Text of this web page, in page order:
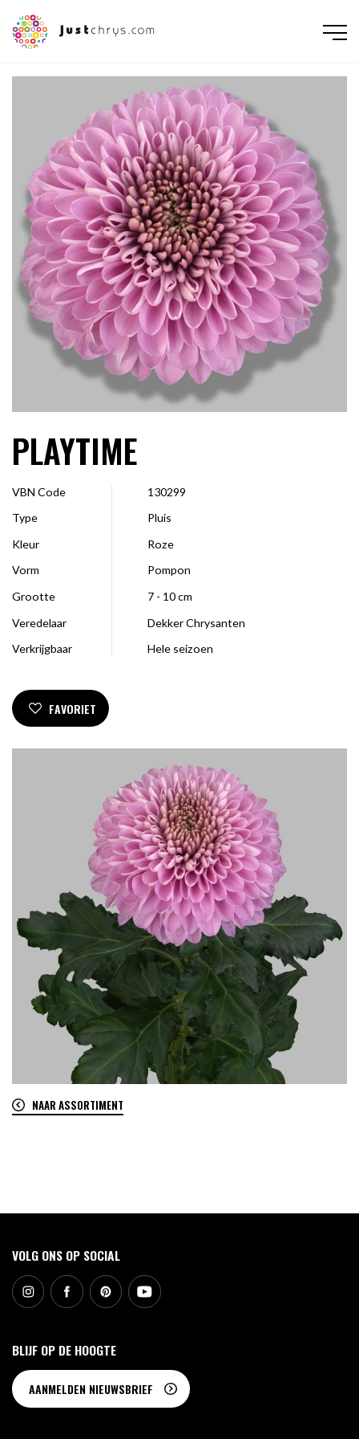
NEDERLANDS DEUTSCH FRANÇAIS РУССКИЙ POLSKI
PLAYTIME
VBN Code
130299
Type
Pluis
Kleur
Roze
Vorm
Pompon
Grootte
7 - 10 cm
Veredelaar
Dekker Chrysanten
Verkrijgbaar
Hele seizoen
FAVORIET
NAAR ASSORTIMENT
VOLG ONS OP SOCIAL
BLIJF OP DE HOOGTE
AANMELDEN NIEUWSBRIEF